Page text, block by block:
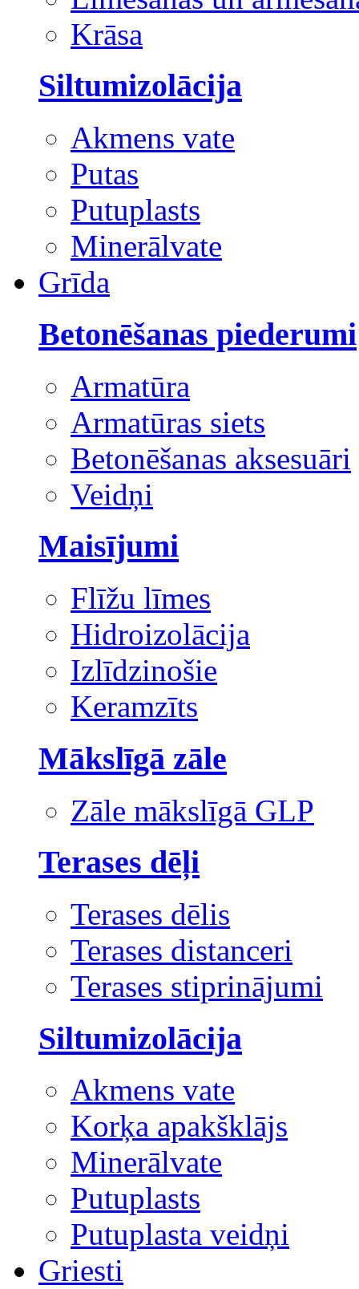
Krāsa
Siltumizolācija
Akmens vate
Putas
Putuplasts
Minerālvate
Grīda
Betonēšanas piederumi
Armatūra
Armatūras siets
Betonēšanas aksesuāri
Veidņi
Maisījumi
Flīžu līmes
Hidroizolācija
Izlīdzinošie
Keramzīts
Mākslīgā zāle
Zāle mākslīgā GLP
Terases dēļi
Terases dēlis
Terases distanceri
Terases stiprinājumi
Siltumizolācija
Akmens vate
Korķa apakšklājs
Minerālvate
Putuplasts
Putuplasta veidņi
Griesti